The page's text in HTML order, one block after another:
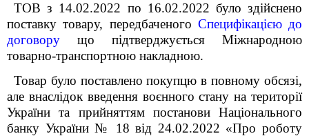
ТОВ з 14.02.2022 по 16.02.2022 було здійснено
поставку товару, передбаченого Специфікацією до
договору що підтверджується Міжнародною
товарно-транспортною накладною.
Товар було поставлено покупцю в повному обсязі,
але внаслідок введення воєнного стану на території
України та прийняттям постанови Національного
банку України № 18 від 24.02.2022 «Про роботу